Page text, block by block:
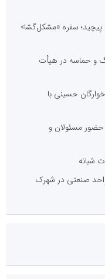
سفره «مشکل‌گشا»
و حماسه در هیأت
حسینی با
مسئولان و
شبانه
یک واحد صنعتی در شهرک